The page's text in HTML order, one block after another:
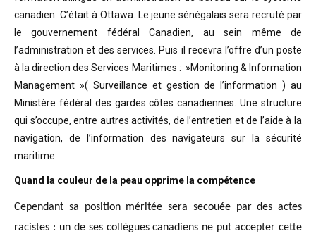
canadien. C’était à Ottawa. Le jeune sénégalais sera recruté par
le gouvernement fédéral Canadien, au sein même de
l’administration et des services. Puis il recevra l’offre d’un poste
à la direction des Services Maritimes : »Monitoring & Information
Management »( Surveillance et gestion de l’information ) au
Ministère fédéral des gardes côtes canadiennes. Une structure
qui s’occupe, entre autres activités, de l’entretien et de l’aide à la
navigation, de l’information des navigateurs sur la sécurité
maritime.
Quand la couleur de la peau opprime la compétence
Cependant sa position méritée sera secouée par des actes
racistes : un de ses collègues canadiens ne put accepter cette